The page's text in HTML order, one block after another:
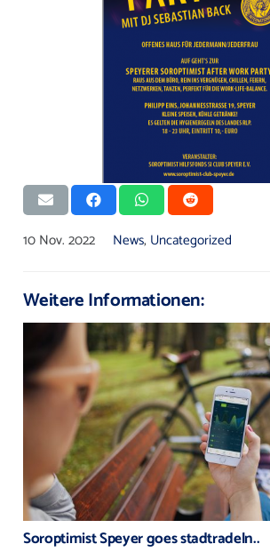
10 Nov. 2022 News, Uncategorized
Weitere Informationen:
Soroptimist Speyer goes stadtradeln..